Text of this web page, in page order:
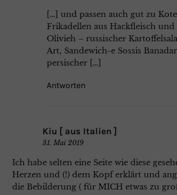
[…] und passen auch gut zu
Frikadellen aus Hackfleisch
Olivieh – russischer
Art, Sandewich-e Sossis
persischer […]
Antworten
Kiu [ aus Italien ]
31. Mai 2019
Ich habe selten eine Seite wie diese
Herzen und (!) dem Kopf erklärt und
die Bebilderung ( für MICH etwas zu